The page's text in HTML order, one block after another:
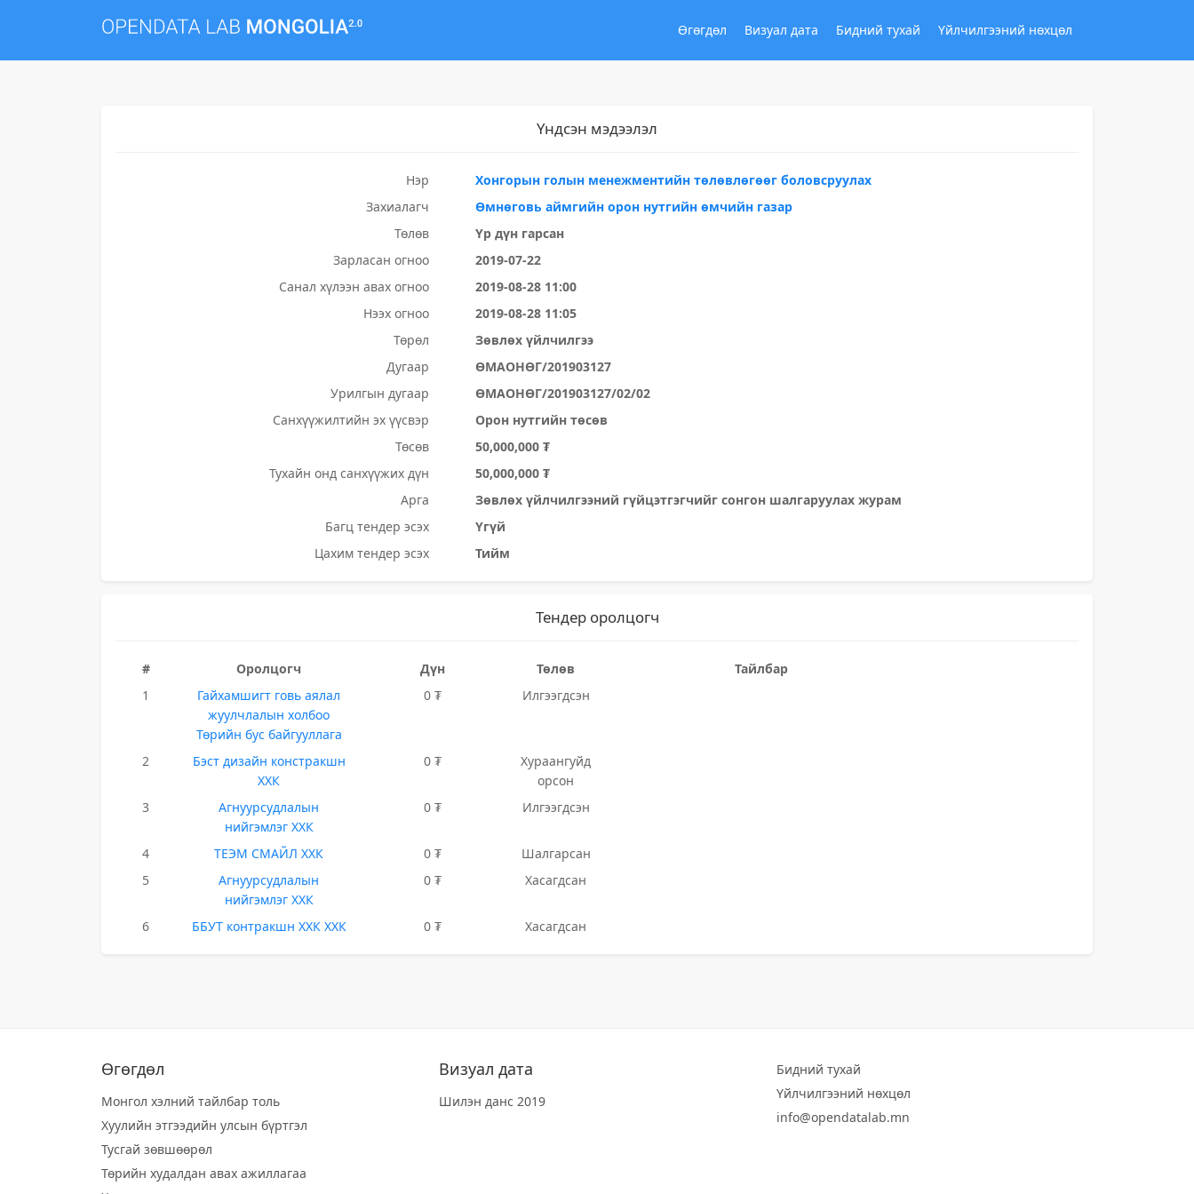
Өгөгдөл Визуал дата Бидний тухай Үйлчилгээний нөхцөл
Үндсэн мэдээлэл
Нэр
Хонгорын голын менежментийн төлөвлөгөөг боловсруулах
Захиалагч
Өмнөговь аймгийн орон нутгийн өмчийн газар
Төлөв
Үр дүн гарсан
Зарласан огноо
2019-07-22
Санал хүлээн авах огноо
2019-08-28 11:00
Нээх огноо
2019-08-28 11:05
Төрөл
Зөвлөх үйлчилгээ
Дугаар
ӨМАОНӨГ/201903127
Урилгын дугаар
ӨМАОНӨГ/201903127/02/02
Санхүүжилтийн эх үүсвэр
Орон нутгийн төсөв
Төсөв
50,000,000 ₮
Тухайн онд санхүүжих дүн
50,000,000 ₮
Арга
Зөвлөх үйлчилгээний гүйцэтгэгчийг сонгон шалгаруулах журам
Багц тендер эсэх
Үгүй
Цахим тендер эсэх
Тийм
Тендер оролцогч
# Оролцогч Дүн Төлөв
Тайлбар
1
Гайхамшигт говь аялал
жуулчлалын холбоо
Төрийн бус байгууллага
0 ₮ Илгээгдсэн
2
Бэст дизайн констракшн
ХХК
0 ₮
Хураангуйд
орсон
3
Агнуурсудлалын
нийгэмлэг ХХК
0 ₮ Илгээгдсэн
4 ТЕЭМ СМАЙЛ ХХК 0 ₮
Шалгарсан
5
Агнуурсудлалын
нийгэмлэг ХХК
0 ₮ Хасагдсан
6 ББУТ контракшн ХХК ХХК 0 ₮ Хасагдсан
Өгөгдөл
Монгол хэлний тайлбар толь
Хуулийн этгээдийн улсын бүртгэл
Тусгай зөвшөөрөл
Төрийн худалдан авах ажиллагаа
Визуал дата
Шилэн данс 2019
Бидний тухай
Үйлчилгээний нөхцөл
info@opendatalab.mn